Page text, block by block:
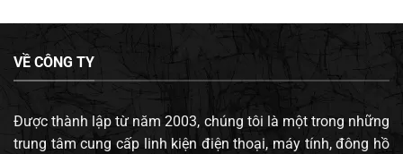
VỀ CÔNG TY
Được thành lập từ năm 2003, chúng tôi là một trong những
trung tâm cung cấp linh kiện điện thoại, máy tính, đông hồ